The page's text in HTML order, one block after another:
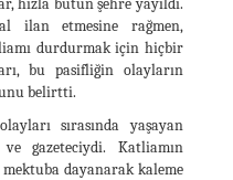
ilan etmesine rağmen,
durdurmak için hiçbir
bu pasifliğin olayların
belirtti.
sırasında yaşayan
gazeteciydi. Katliamın
dayanarak kaleme